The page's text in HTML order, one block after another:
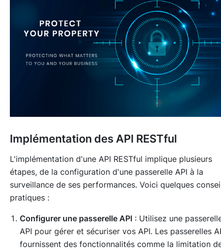
Implémentation des API RESTful
L'implémentation d'une API RESTful implique plusieurs
étapes, de la configuration d'une passerelle API à la
surveillance de ses performances. Voici quelques
pratiques :
Configurer une passerelle API : Utilisez une
API pour gérer et sécuriser vos API. Les passerelles
fournissent des fonctionnalités comme la limitation